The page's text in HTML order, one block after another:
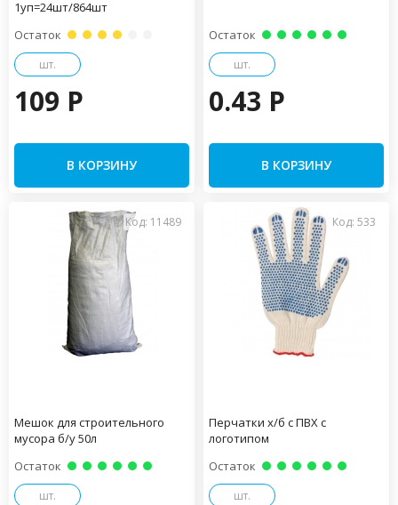
1уп=24шт/864шт
Остаток
шт.
109 P
В КОРЗИНУ
Остаток
шт.
0.43 P
В КОРЗИНУ
Код: 11489
Мешок для строительного
мусора б/у 50л
Остаток
шт.
Код: 533
Перчатки х/б с ПВХ с
логотипом
Остаток
шт.